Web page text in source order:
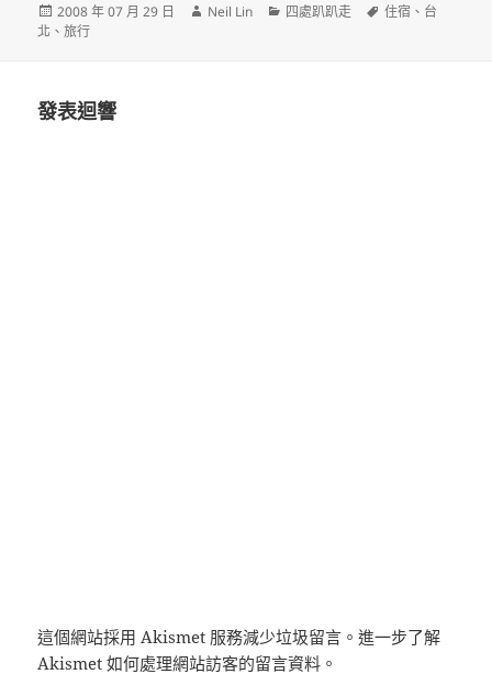
發
佈
2008 年 07 月 29 日
作
Neil Lin
分
四處趴趴走
標
住宿 、 台
北 、旅行
發表迴響
這個網站採用 Akismet 服務減少垃圾留言。進一步了解
Akismet 如何處理網站訪客的留言資料 。